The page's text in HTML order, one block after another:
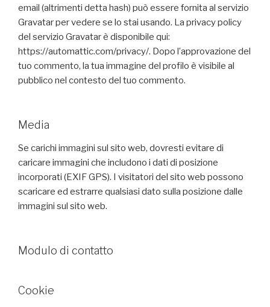
email (altrimenti detta hash) può essere fornita al servizio
Gravatar per vedere se lo stai usando. La privacy policy
del servizio Gravatar è disponibile qui:
https://automattic.com/privacy/. Dopo l’approvazione del
tuo commento, la tua immagine del profilo è visibile al
pubblico nel contesto del tuo commento.
Media
Se carichi immagini sul sito web, dovresti evitare di
caricare immagini che includono i dati di posizione
incorporati (EXIF GPS). I visitatori del sito web possono
scaricare ed estrarre qualsiasi dato sulla posizione dalle
immagini sul sito web.
Modulo di contatto
Cookie